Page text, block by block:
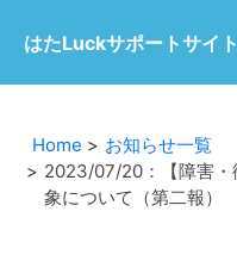
はたLuckサポートサイト
Home
お知らせ一覧
2023/07/20：【障害・
象について（第二報）